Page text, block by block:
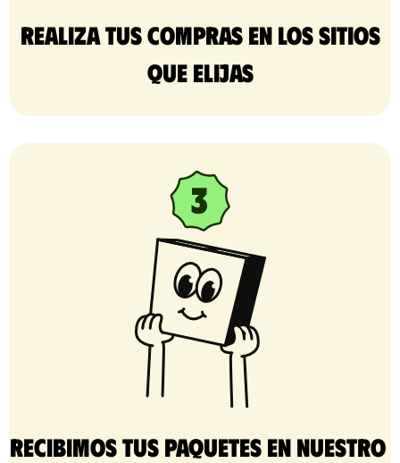
Realiza tus compras en los sitios
que elijas
Recibimos tus paquetes en nuestro